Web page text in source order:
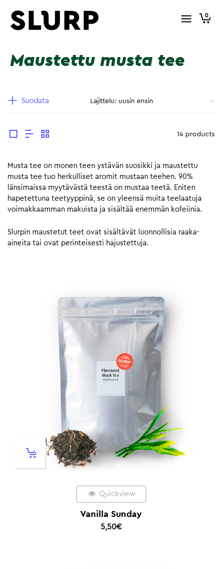
0
Maustettu musta tee
Suodata
14 products
Musta tee on monen teen ystävän suosikki ja maustettu
musta tee tuo herkulliset aromit mustaan teehen. 90%
länsimaissa myytävästä teestä on mustaa teetä. Eniten
hapetettuna teetyyppinä, se on yleensä muita teelaatuja
voimakkaamman makuista ja sisältää enemmän kofeiinia.
Slurpin maustetut teet ovat sisältävät luonnollisia raaka-
aineita tai ovat perinteisesti hajustettuja.
Quickview
Vanilla Sunday
5,50€